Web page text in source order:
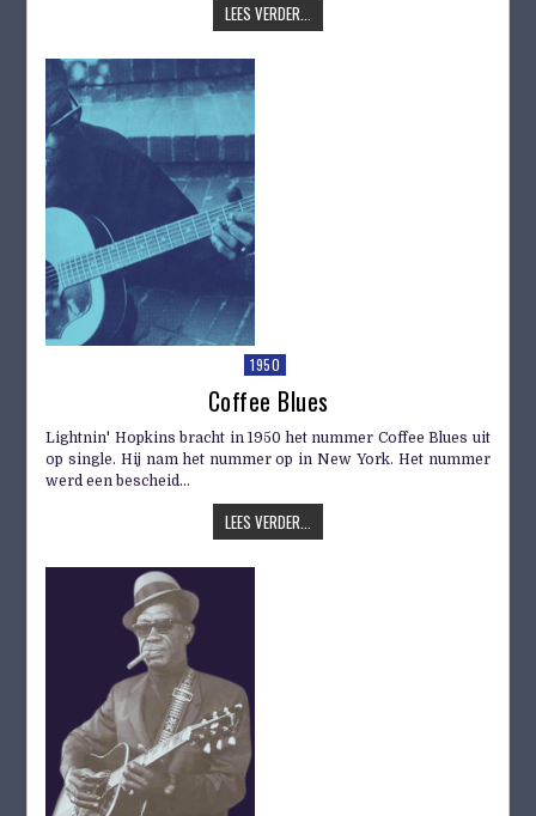
LEES VERDER...
1950
Coffee Blues
Lightnin' Hopkins bracht in 1950 het nummer Coffee Blues uit
op single. Hij nam het nummer op in New York. Het nummer
werd een bescheid...
LEES VERDER...